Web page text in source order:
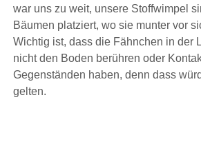
war uns zu weit, unsere Stoffwimpel
Bäumen platziert, wo sie munter vor
Wichtig ist, dass die Fähnchen in der
nicht den Boden berühren oder
Gegenständen haben, denn dass
gelten.